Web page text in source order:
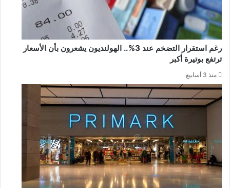
رغم استقرار التضخم عند 3%.. الهولنديون يشعرون بأن الأسعار
ترتفع بوتيرة أكبر
منذ 3 أسابيع